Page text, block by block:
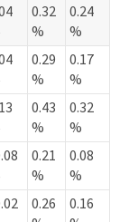
0.32
%
0.24
%
0.29
%
0.17
%
0.43
%
0.32
%
0.21
%
0.08
%
0.26
0.16